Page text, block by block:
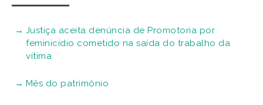
Justiça aceita denúncia de Promotoria por
feminicídio cometido na saída do trabalho da
vítima
Mês do patrimônio